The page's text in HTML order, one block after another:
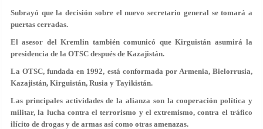
Subrayó que la decisión sobre el nuevo secretario general se tomará a
puertas cerradas.
El asesor del Kremlin también comunicó que Kirguistán asumirá la
presidencia de la OTSC después de Kazajistán.
La OTSC, fundada en 1992, está conformada por Armenia, Bielorrusia,
Kazajistán, Kirguistán, Rusia y Tayikistán.
Las principales actividades de la alianza son la cooperación política y
militar, la lucha contra el terrorismo y el extremismo, contra el tráfico
ilícito de drogas y de armas así como otras amenazas.